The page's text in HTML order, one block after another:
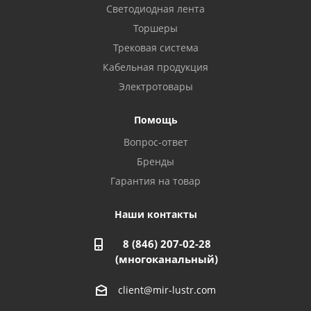
Балаково, ул. Комарова, 55
Октябрьский, ул. Свердлова, 28
Азнакаево, ул. Булгар, 2. ТЦ "Акчарлак"
Стерлитамак, ул. Вокзальная, 13
Магнитогорск, ул. Труда, 14
Светодиодная лента
Торшеры
Трековая система
Кабельная продукция
Электротовары
Помощь
Вопрос-ответ
Бренды
Гарантия на товар
Наши контакты
8 (846) 207-02-28
(многоканальный)
client@mir-lustr.com